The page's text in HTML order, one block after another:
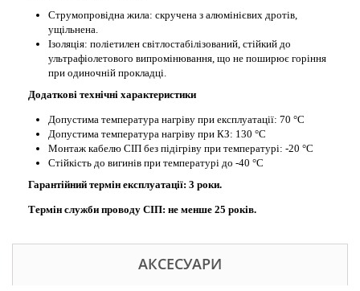
Струмопровідна жила: скручена з алюмінієвих дротів,
ущільнена.
Ізоляція: поліетилен світлостабілізований, стійкий до
ультрафіолетового випромінювання, що не поширює горіння
при одиночній прокладці.
Додаткові технічні характеристики
Допустима температура нагріву при експлуатації: 70 °С
Допустима температура нагріву при КЗ: 130 °С
Монтаж кабелю СІП без підігріву при температурі: -20 °С
Стійкість до вигинів при температурі до -40 °С
Гарантійний термін експлуатації: 3 роки.
Термін служби проводу СІП: не менше 25 років.
АКСЕСУАРИ